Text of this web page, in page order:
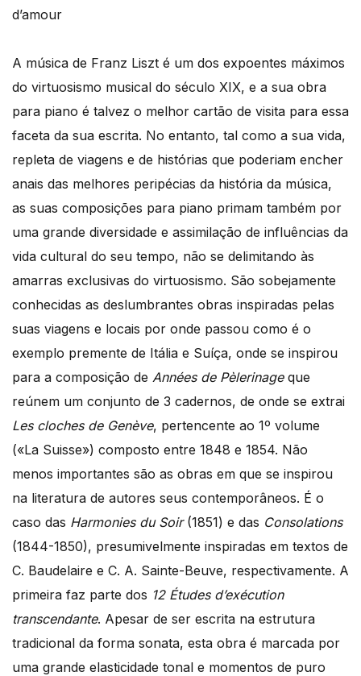
d’amour
A música de Franz Liszt é um dos expoentes máximos
do virtuosismo musical do século XIX, e a sua obra
para piano é talvez o melhor cartão de visita para essa
faceta da sua escrita. No entanto, tal como a sua vida,
repleta de viagens e de histórias que poderiam encher
anais das melhores peripécias da história da música,
as suas composições para piano primam também por
uma grande diversidade e assimilação de influências da
vida cultural do seu tempo, não se delimitando às
amarras exclusivas do virtuosismo. São sobejamente
conhecidas as deslumbrantes obras inspiradas pelas
suas viagens e locais por onde passou como é o
exemplo premente de Itália e Suíça, onde se inspirou
para a composição de Années de Pèlerinageque
reúnem um conjunto de 3 cadernos, de onde se extrai
Les cloches de Genève, pertencente ao 1º volume
(«La Suisse») composto entre 1848 e 1854. Não
menos importantes são as obras em que se inspirou
na literatura de autores seus contemporâneos. É o
caso das Harmonies du Soir(1851) e das Consolations
(1844-1850), presumivelmente inspiradas em textos de
C. Baudelaire e C. A. Sainte-Beuve, respectivamente. A
primeira faz parte dos 12 Études d’exécution
transcendante. Apesar de ser escrita na estrutura
tradicional da forma sonata, esta obra é marcada por
uma grande elasticidade tonal e momentos de puro